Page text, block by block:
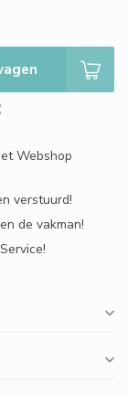
Webshop
verstuurd!
de vakman!